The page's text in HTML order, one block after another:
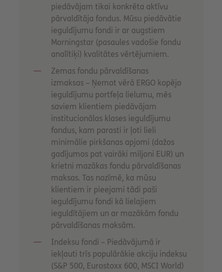
piedāvājam tikai konkrēta aktīvu
pārvaldītāja fondus. Mūsu piedāvātie
ieguldījumu fondi ir ar augstiem
Morningstar (pasaules vadošie fondu
analītiķi) kvalitātes vērtējumiem.
Zemas fondu pārvaldīšanas
izmaksas – Ņemot vērā ERGO kopējo
ieguldījumu portfeļa lielumu, mēs
saviem klientiem piedāvājam
institucionālas klases ieguldījumu
fondus, kam parasti ir ļoti lieli
minimālie pirkšanas apjomi (dažos
gadījumos pat vairāki miljoni EUR) un
krietni mazākas fondu pārvaldīšanas
maksas. Tas nozīmē, ka mūsu
klientiem ir pieejami tādi paši
ieguldījumu fondi kā lielajiem
ieguldītājiem un ar mazākām fondu
pārvaldīšanas maksām.
Indeksu fondi – Piedāvājumā ir
iekļauti trīs populārākie akciju indeksu
(S&P 500, Eurostoxx 600, MSCI World)